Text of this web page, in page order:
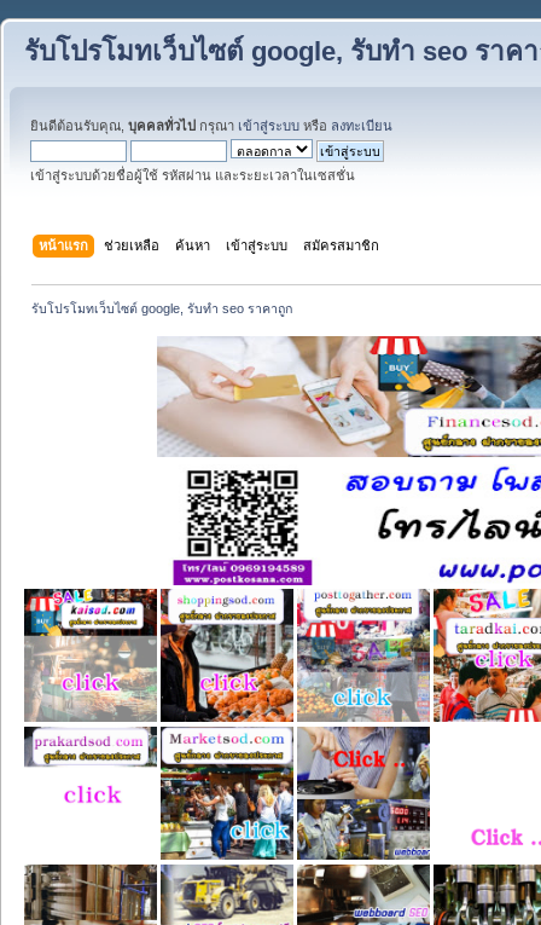
รับโปรโมทเว็บไซต์ google, รับทำ seo ราค
ยินดีต้อนรับคุณ, บุคคลทั่วไป กรุณา เข้าสู่ระบบ หรือ ลงทะเบียน
เข้าสู่ระบบด้วยชื่อผู้ใช้ รหัสผ่าน และระยะเวลาในเซสชั่น
หน้าแรก ช่วยเหลือ ค้นหา เข้าสู่ระบบ สมัครสมาชิก
รับโปรโมทเว็บไซต์ google, รับทำ seo ราคาถูก